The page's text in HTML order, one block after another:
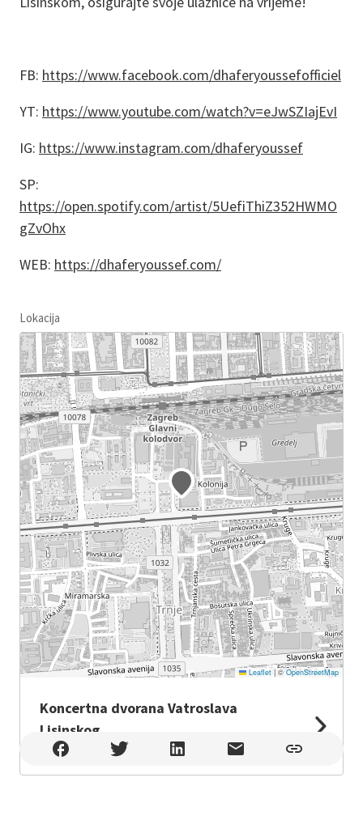
FB: https://www.facebook.com/dhaferyoussefofficiel
YT: https://www.youtube.com/watch?v=eJwSZIajEvI
IG: https://www.instagram.com/dhaferyoussef
SP:
https://open.spotify.com/artist/5UefiThiZ352HWMO
gZvOhx
WEB: https://dhaferyoussef.com/
Lokacija
Leaflet |©OpenStreetMap
Koncertna dvorana Vatroslava
Lisinskog
Koncertna dvorana Vatroslava Lisinskog , Zagreb